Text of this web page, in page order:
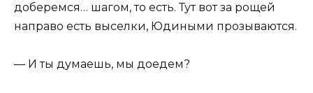
доберемся… шагом, то есть. Тут вот за рощей
направо есть выселки, Юдиными прозываются.
— И ты думаешь, мы доедем?